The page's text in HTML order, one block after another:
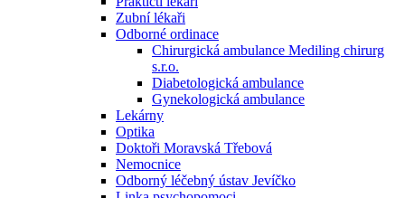
Zubní lékaři
Odborné ordinace
Chirurgická ambulance Mediling chirurg
s.r.o.
Diabetologická ambulance
Gynekologická ambulance
Lekárny
Optika
Doktoři Moravská Třebová
Nemocnice
Odborný léčebný ústav Jevíčko